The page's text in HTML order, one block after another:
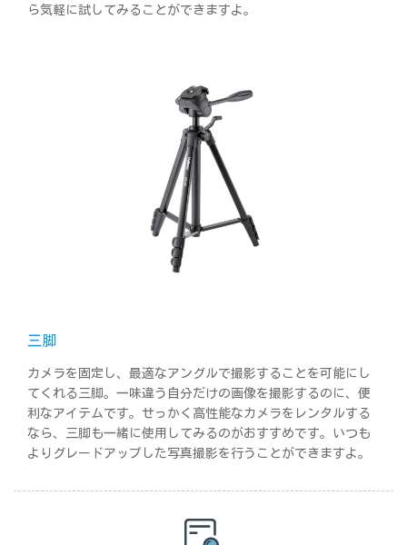
ら気軽に試してみることができますよ。
三脚
カメラを固定し、最適なアングルで撮影することを可能にし
てくれる三脚。一味違う自分だけの画像を撮影するのに、便
利なアイテムです。せっかく高性能なカメラをレンタルする
なら、三脚も一緒に使用してみるのがおすすめです。いつも
よりグレードアップした写真撮影を行うことができますよ。